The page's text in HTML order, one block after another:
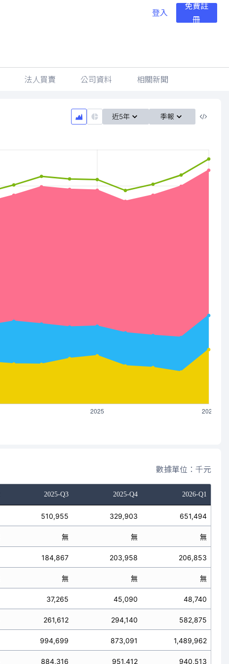
登入
免費註
冊
法人買賣 公司資料 相關新聞
近5年 季報
數據單位：千元
2025-Q3 2025-Q4 2026-Q1
510,955 329,903 651,494
無 無 無
184,867 203,958 206,853
無 無 無
37,265 45,090 48,740
261,612 294,140 582,875
994,699 873,091 1,489,962
884,316 951,412 940,513